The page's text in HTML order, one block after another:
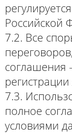
Российской
7.2. Все
соглашения
7.3.
полное
условиями